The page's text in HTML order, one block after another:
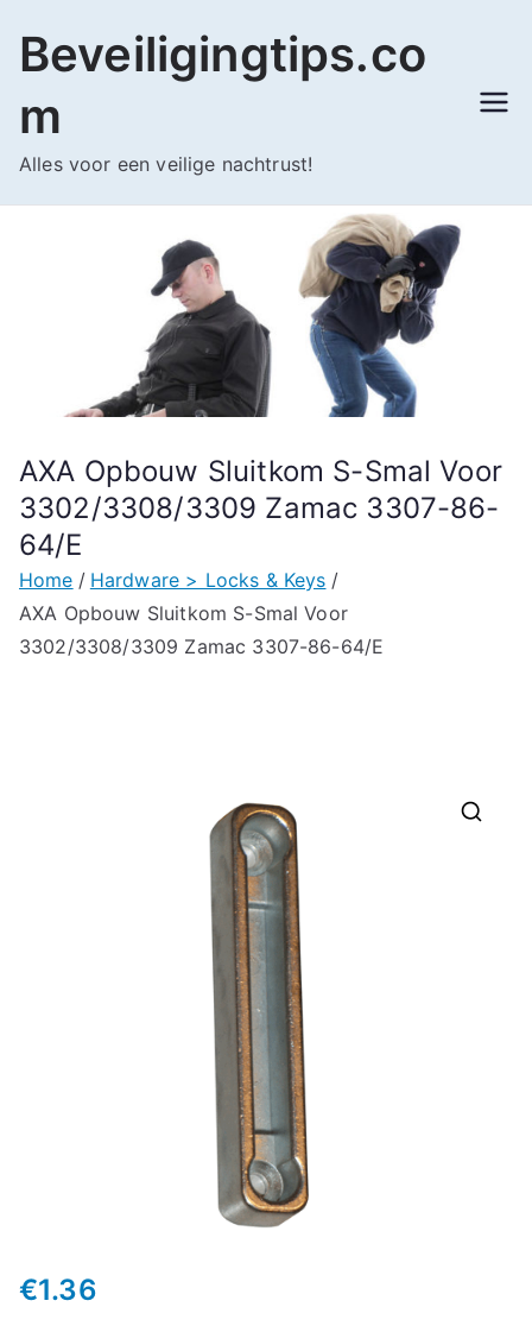
naar
inhoud
Beveiligingtips.co
m
Alles voor een veilige nachtrust!
AXA Opbouw Sluitkom S-Smal Voor
3302/3308/3309 Zamac 3307-86-
64/E
Home
Hardware > Locks & Keys
AXA Opbouw Sluitkom S-Smal Voor
3302/3308/3309 Zamac 3307-86-64/E
€1.36